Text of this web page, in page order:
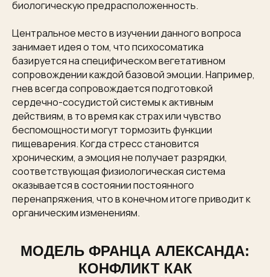
биологическую предрасположенность.
Центральное место в изучении данного вопроса
занимает идея о том, что психосоматика
базируется на специфическом вегетативном
сопровождении каждой базовой эмоции. Например,
гнев всегда сопровождается подготовкой
сердечно-сосудистой системы к активным
действиям, в то время как страх или чувство
беспомощности могут тормозить функции
пищеварения. Когда стресс становится
хроническим, а эмоция не получает разрядки,
соответствующая физиологическая система
оказывается в состоянии постоянного
перенапряжения, что в конечном итоге приводит к
органическим изменениям.
МОДЕЛЬ ФРАНЦА АЛЕКСАНДА:
КОНФЛИКТ КАК